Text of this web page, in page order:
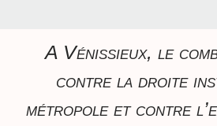
A Vénissieux, le
contre la droite
métropole et contre